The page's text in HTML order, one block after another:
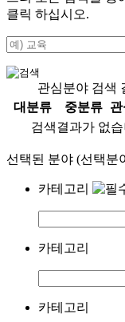
클릭 하십시오.
관심분야 검색
대분류
중분류
검색결과가 없
선택된 분야 (선택분
카테고리
카테고리
카테고리